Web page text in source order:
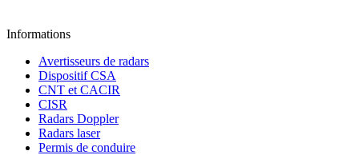
Informations
Avertisseurs de radars
Dispositif CSA
CNT et CACIR
CISR
Radars Doppler
Radars laser
Permis de conduire